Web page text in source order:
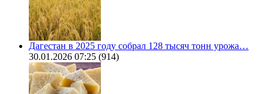
Дагестан в 2025 году собрал 128 тысяч тонн урожа…
30.01.2026 07:25 (914)